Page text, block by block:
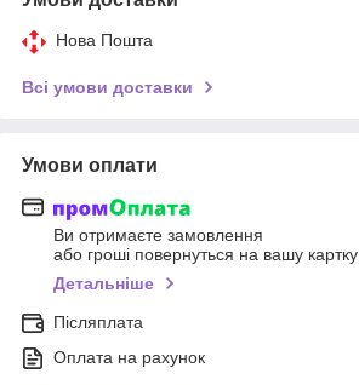
Нова Пошта
Всі умови доставки
Умови оплати
Ви отримаєте замовлення
або гроші повернуться на вашу картку
Детальніше
Післяплата
Оплата на рахунок